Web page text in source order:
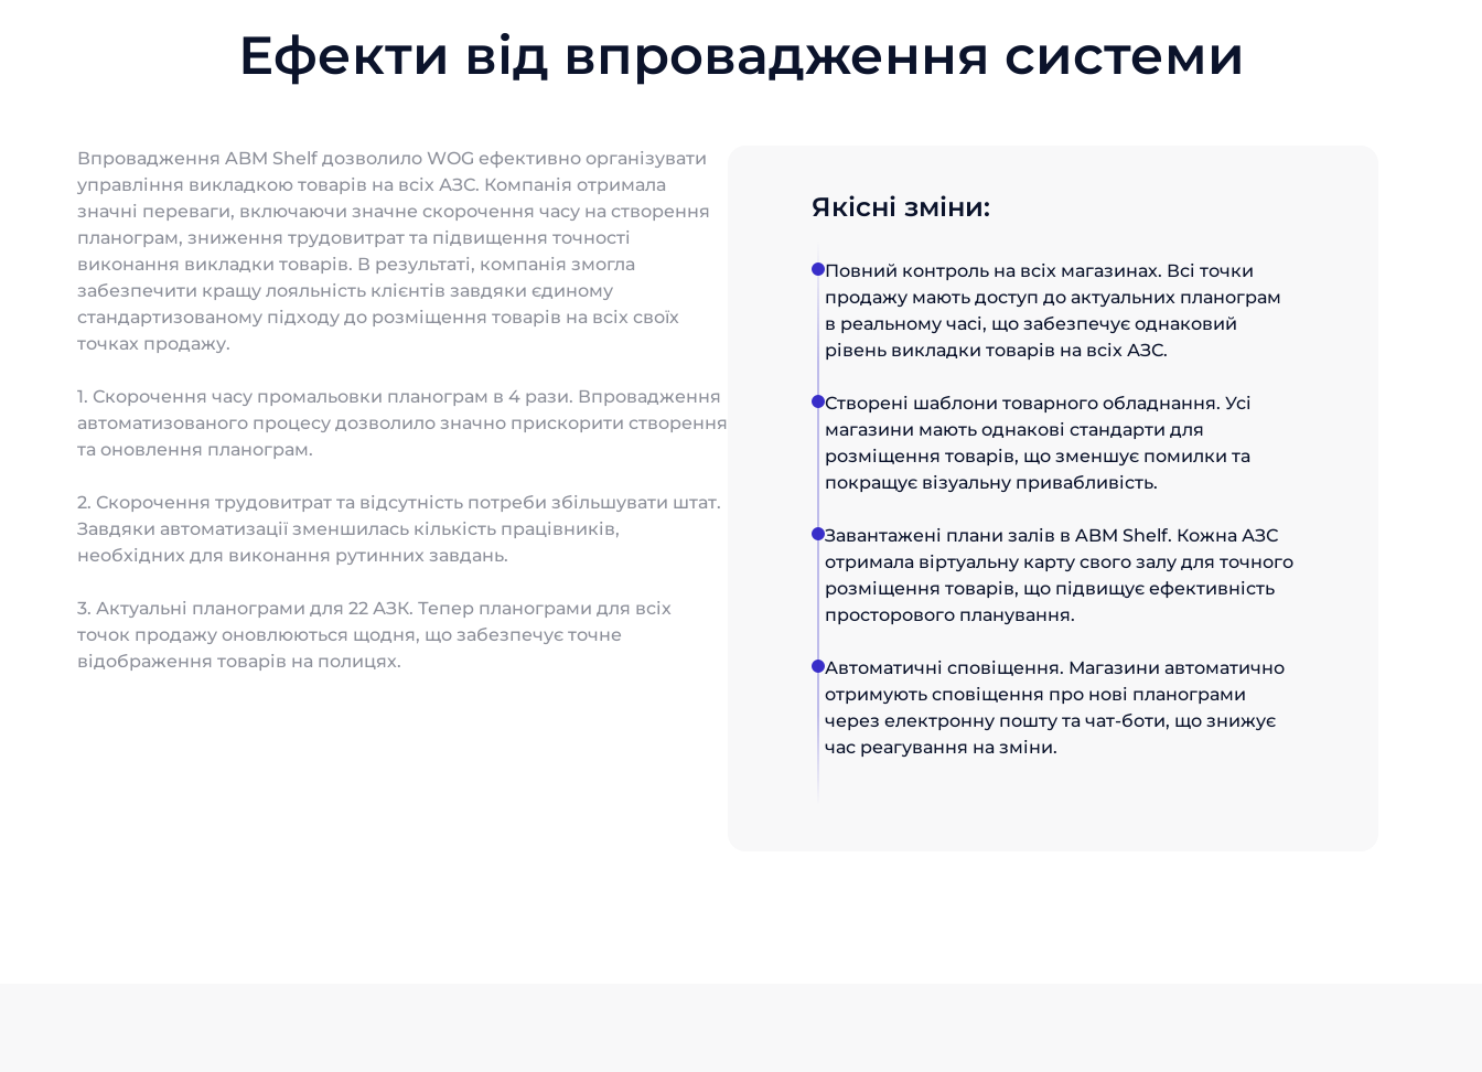
Ефекти від впровадження системи
Впровадження ABM Shelf дозволило WOG ефективно організувати
управління викладкою товарів на всіх АЗС. Компанія отримала
значні переваги, включаючи значне скорочення часу на створення
планограм, зниження трудовитрат та підвищення точності
виконання викладки товарів. В результаті, компанія змогла
забезпечити кращу лояльність клієнтів завдяки єдиному
стандартизованому підходу до розміщення товарів на всіх своїх
точках продажу.
1. Скорочення часу промальовки планограм в 4 рази. Впровадження
автоматизованого процесу дозволило значно прискорити створення
та оновлення планограм.
2. Скорочення трудовитрат та відсутність потреби збільшувати штат.
Завдяки автоматизації зменшилась кількість працівників,
необхідних для виконання рутинних завдань.
3. Актуальні планограми для 22 АЗК. Тепер планограми для всіх
точок продажу оновлюються щодня, що забезпечує точне
відображення товарів на полицях.
Якісні зміни:
Повний контроль на всіх магазинах. Всі точки
продажу мають доступ до актуальних планограм
в реальному часі, що забезпечує однаковий
рівень викладки товарів на всіх АЗС.
Створені шаблони товарного обладнання. Усі
магазини мають однакові стандарти для
розміщення товарів, що зменшує помилки та
покращує візуальну привабливість.
Завантажені плани залів в ABM Shelf. Кожна АЗС
отримала віртуальну карту свого залу для точного
розміщення товарів, що підвищує ефективність
просторового планування.
Автоматичні сповіщення. Магазини автоматично
отримують сповіщення про нові планограми
через електронну пошту та чат-боти, що знижує
час реагування на зміни.